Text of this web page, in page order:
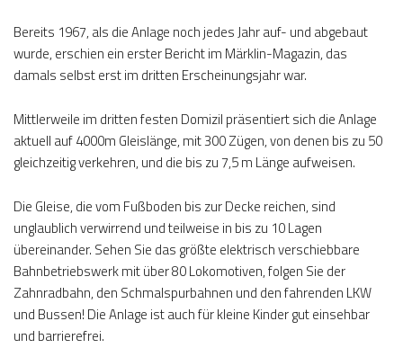
Bereits 1967, als die Anlage noch jedes Jahr auf- und abgebaut
wurde, erschien ein erster Bericht im Märklin-Magazin, das
damals selbst erst im dritten Erscheinungsjahr war.
Mittlerweile im dritten festen Domizil präsentiert sich die Anlage
aktuell auf 4000m Gleislänge, mit 300 Zügen, von denen bis zu 50
gleichzeitig verkehren, und die bis zu 7,5 m Länge aufweisen.
Die Gleise, die vom Fußboden bis zur Decke reichen, sind
unglaublich verwirrend und teilweise in bis zu 10 Lagen
übereinander. Sehen Sie das größte elektrisch verschiebbare
Bahnbetriebswerk mit über 80 Lokomotiven, folgen Sie der
Zahnradbahn, den Schmalspurbahnen und den fahrenden LKW
und Bussen! Die Anlage ist auch für kleine Kinder gut einsehbar
und barrierefrei.